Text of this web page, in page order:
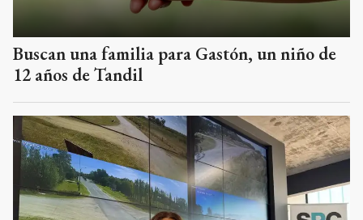
Buscan una familia para Gastón, un niño de
12 años de Tandil